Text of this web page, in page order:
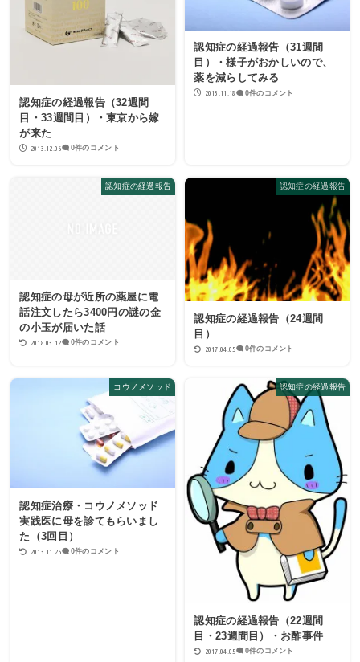
認知症の経過報告（32週間
目・33週間目）・東京から嫁
が来た
2013.12.06 0件のコメント
認知症の経過報告（31週間
目）・様子がおかしいので、
薬を減らしてみる
2013.11.18 0件のコメント
認知症の経過報告
認知症の母が近所の薬屋に電
話注文したら3400円の謎の金
の小玉が届いた話
2018.03.12 0件のコメント
認知症の経過報告
認知症の経過報告（24週間
目）
2017.04.05 0件のコメント
コウノメソッド
認知症治療・コウノメソッド
実践医に母を診てもらいまし
た（3回目）
2013.11.26 0件のコメント
認知症の経過報告
認知症の経過報告（22週間
目・23週間目）・お酢事件
2017.04.05 0件のコメント